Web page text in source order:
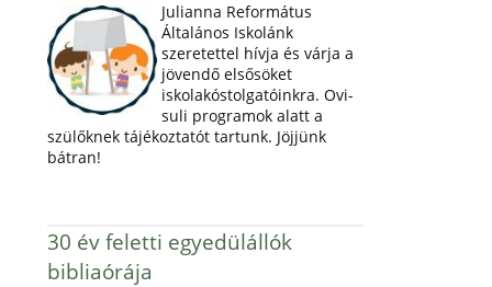
Julianna Református
Általános Iskolánk
szeretettel hívja és várja a
jövendő elsősöket
iskolakóstolgatóinkra. Ovi-
suli programok alatt a
szülőknek tájékoztatót tartunk. Jöjjünk
bátran!
30 év feletti egyedülállók
bibliaórája